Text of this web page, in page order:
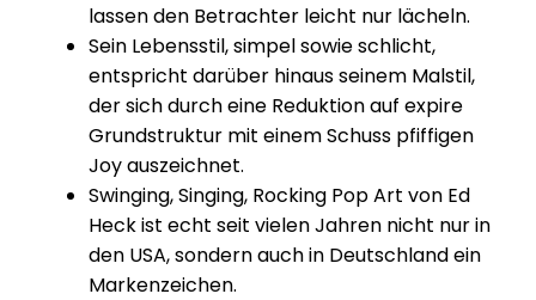
lassen den Betrachter leicht nur lächeln.
Sein Lebensstil, simpel sowie schlicht,
entspricht darüber hinaus seinem Malstil,
der sich durch eine Reduktion auf expire
Grundstruktur mit einem Schuss pfiffigen
Joy auszeichnet.
Swinging, Singing, Rocking Pop Art von Ed
Heck ist echt seit vielen Jahren nicht nur in
den USA, sondern auch in Deutschland ein
Markenzeichen.